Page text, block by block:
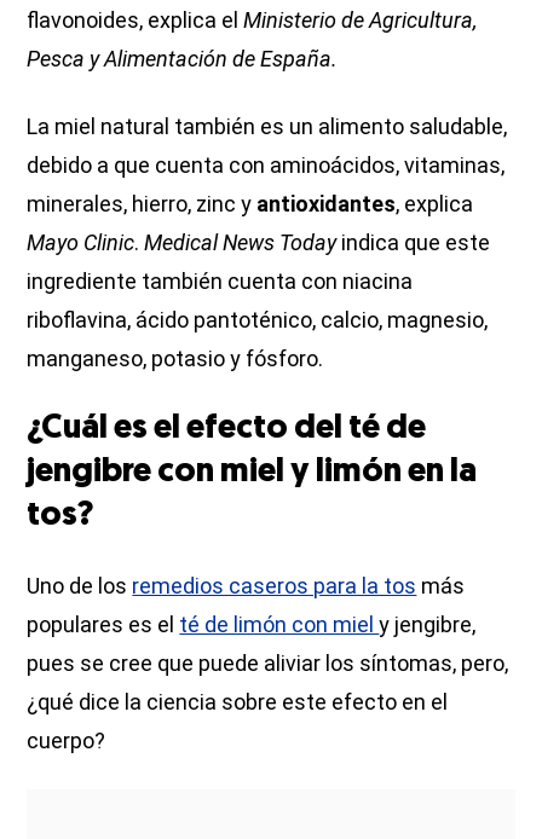
flavonoides, explica el Ministerio de Agricultura,
Pesca y Alimentación de España.
La miel natural también es un alimento saludable,
debido a que cuenta con aminoácidos, vitaminas,
minerales, hierro, zinc y antioxidantes, explica
Mayo Clinic.Medical News Todayindica que este
ingrediente también cuenta con niacina
riboflavina, ácido pantoténico, calcio, magnesio,
manganeso, potasio y fósforo.
¿Cuál es el efecto del té de
jengibre con miel y limón en la
tos?
Uno de los remedios caseros para la tos más
populares es el té de limón con miely jengibre,
pues se cree que puede aliviar los síntomas, pero,
¿qué dice la ciencia sobre este efecto en el
cuerpo?